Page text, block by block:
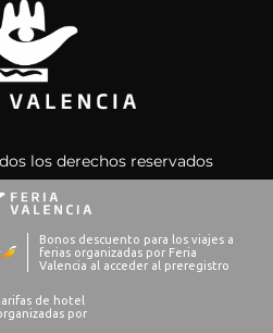
los derechos reservados